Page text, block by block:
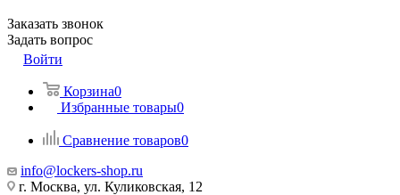
Заказать звонок
Задать вопрос
Войти
Корзина0
Избранные товары0
Сравнение товаров0
info@lockers-shop.ru
г. Москва, ул. Куликовская, 12